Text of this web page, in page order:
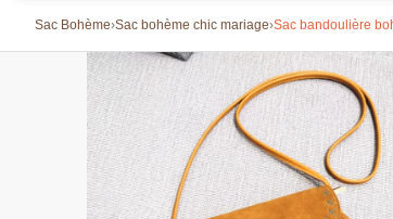
Sac Bohème›Sac bohème chic mariage›Sac bandoulière